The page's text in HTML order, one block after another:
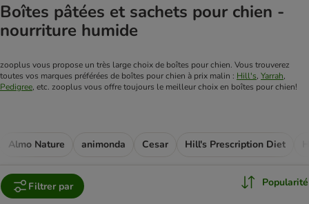
Boîtes pâtées et sachets pour chien -
nourriture humide
zooplus vous propose un très large choix de boîtes pour chien. Vous trouverez
toutes vos marques préférées de boîtes pour chien à prix malin : Hill's, Yarrah
Pedigree, etc. zooplus vous offre toujours le meilleur choix en boîtes pour chien!
Almo Nature animonda Cesar Hill's Prescription Diet
Filtrer par Popularité